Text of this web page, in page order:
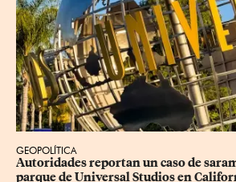
GEOPOLÍTICA
Autoridades reportan un caso de
parque de Universal Studios en